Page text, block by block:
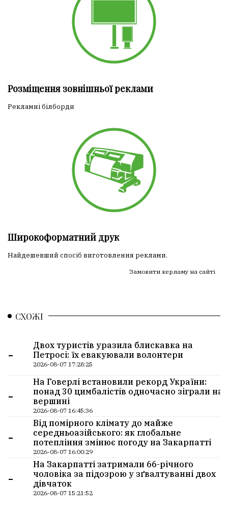
Розміщення зовнішньої реклами
Рекламні білборди
Широкоформатний друк
Найдешевший спосіб виготовлення реклами.
Замовити керламу на сайті
СХОЖІ
-
Двох туристів уразила блискавка на
Петросі: їх евакуювали волонтери
2026-08-07 17:28:25
-
На Говерлі встановили рекорд України:
понад 30 цимбалістів одночасно зіграли на
вершині
2026-08-07 16:45:36
-
Від помірного клімату до майже
середньоазійського: як глобальне
потепління змінює погоду на Закарпатті
2026-08-07 16:00:29
-
На Закарпатті затримали 66-річного
чоловіка за підозрою у зґвалтуванні двох
дівчаток
2026-08-07 15:21:52